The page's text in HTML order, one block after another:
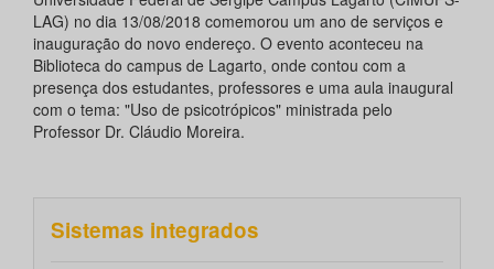
LAG) no dia 13/08/2018 comemorou um ano de serviços e
inauguração do novo endereço. O evento aconteceu na
Biblioteca do campus de Lagarto, onde contou com a
presença dos estudantes, professores e uma aula inaugural
com o tema: "Uso de psicotrópicos" ministrada pelo
Professor Dr. Cláudio Moreira.
Sistemas integrados